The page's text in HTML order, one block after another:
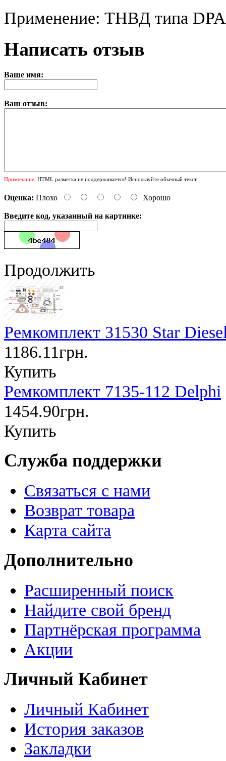
Применение: ТНВД типа
Написать отзыв
Ваше имя:
Ваш отзыв:
Примечание: HTML разметка не поддерживается! Используйте обычный текст.
Оценка: Плохо Хорошо
Введите код, указанный на картинке:
Продолжить
Ремкомплект 31530 Star
1186.11грн.
Купить
Ремкомплект 7135-112 Delphi
1454.90грн.
Купить
Служба поддержки
Связаться с нами
Возврат товара
Карта сайта
Дополнительно
Расширенный поиск
Найдите свой бренд
Партнёрская программа
Акции
Личный Кабинет
Личный Кабинет
История заказов
Закладки